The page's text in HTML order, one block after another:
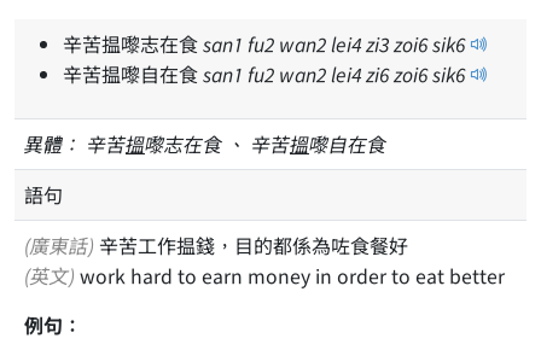
辛苦揾嚟志在食san1 fu2 wan2lei4zi3zoi6sik6
辛苦揾嚟自在食san1 fu2 wan2lei4zi6zoi6sik6
異體： 辛苦搵嚟志在食 、 辛苦搵嚟自在食
語句
(廣東話) 辛苦工作揾錢，目的都係為咗食餐好
(英文) work hard to earn money in order to eat better
例句：